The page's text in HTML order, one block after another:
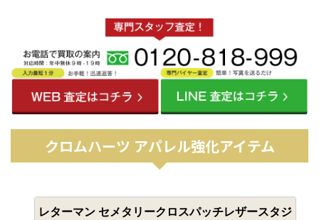
クロムハーツ アパレル強化アイテム
レターマン セメタリークロスパッチレザースタジ